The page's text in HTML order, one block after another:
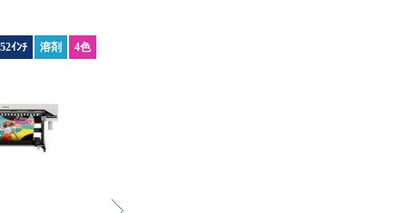
52ｲﾝﾁ 溶剤 4色